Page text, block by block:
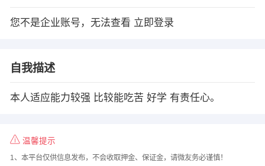
您不是企业账号，无法查看 立即登录
自我描述
本人适应能力较强 比较能吃苦 好学 有责任心。
温馨提示
1、本平台仅供信息发布，不会收取押金、保证金，请微友务必谨慎！